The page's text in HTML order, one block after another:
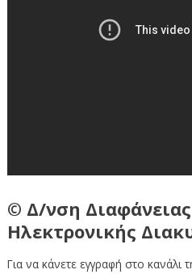
© Δ/νση
Ηλεκτρονικής
Για να κάνετε εγγραφή στο κανάλι